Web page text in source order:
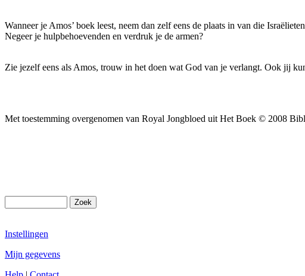
Wanneer je Amos’ boek leest, neem dan zelf eens de plaats in van die
Negeer je hulpbehoevenden en verdruk je de armen?
Zie jezelf eens als Amos, trouw in het doen wat God van je verlangt. Ook jij
Met toestemming overgenomen van Royal Jongbloed uit Het Boek © 2008
Instellingen
Mijn gegevens